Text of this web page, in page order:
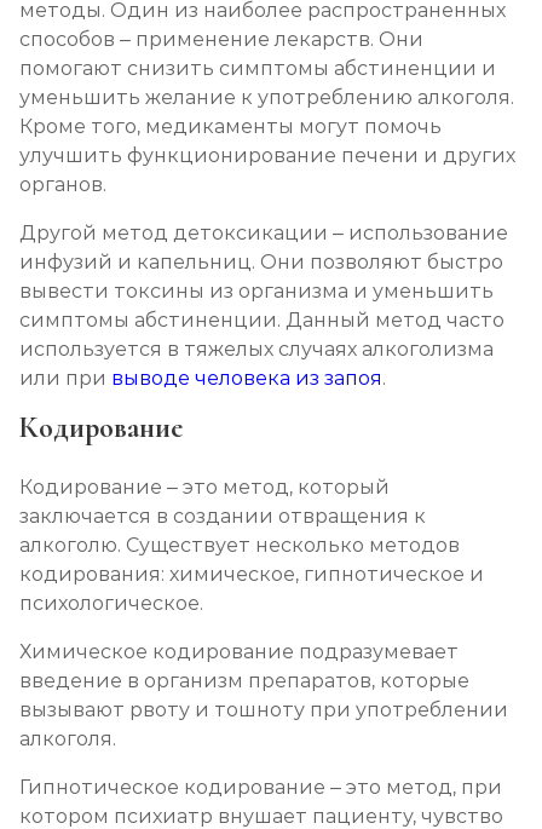
методы. Один из наиболее распространенных
способов – применение лекарств. Они
помогают снизить симптомы абстиненции и
уменьшить желание к употреблению алкоголя.
Кроме того, медикаменты могут помочь
улучшить функционирование печени и других
органов.
Другой метод детоксикации – использование
инфузий и капельниц. Они позволяют быстро
вывести токсины из организма и уменьшить
симптомы абстиненции. Данный метод часто
используется в тяжелых случаях алкоголизма
или при выводе человека из запоя.
Кодирование
Кодирование – это метод, который
заключается в создании отвращения к
алкоголю. Существует несколько методов
кодирования: химическое, гипнотическое и
психологическое.
Химическое кодирование подразумевает
введение в организм препаратов, которые
вызывают рвоту и тошноту при употреблении
алкоголя.
Гипнотическое кодирование – это метод, при
котором психиатр внушает пациенту, чувство